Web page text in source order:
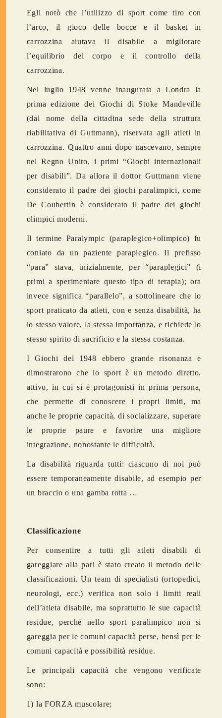
Egli notò che l’utilizzo di sport come tiro con
l’arco, il gioco delle bocce e il basket in
carrozzina aiutava il disabile a migliorare
l’equilibrio del corpo e il controllo della
carrozzina.
Nel luglio 1948 venne inaugurata a Londra la
prima edizione dei Giochi di Stoke Mandeville
(dal nome della cittadina sede della struttura
riabilitativa di Guttmann), riservata agli atleti in
carrozzina. Quattro anni dopo nascevano, sempre
nel Regno Unito, i primi “Giochi internazionali
per disabili”. Da allora il dottor Guttmann viene
considerato il padre dei giochi paralimpici, come
De Coubertin è considerato il padre dei giochi
olimpici moderni.
Il termine Paralympic (paraplegico+olimpico) fu
coniato da un paziente paraplegico. Il prefisso
“para” stava, inizialmente, per “paraplegici” (i
primi a sperimentare questo tipo di terapia); ora
invece significa “parallelo”, a sottolineare che lo
sport praticato da atleti, con e senza disabilità, ha
lo stesso valore, la stessa importanza, e richiede lo
stesso spirito di sacrificio e la stessa costanza.
I Giochi del 1948 ebbero grande risonanza e
dimostrarono che lo sport è un metodo diretto,
attivo, in cui si è protagonisti in prima persona,
che permette di conoscere i propri limiti, ma
anche le proprie capacità, di socializzare, superare
le proprie paure e favorire una migliore
integrazione, nonostante le difficoltà.
La disabilità riguarda tutti: ciascuno di noi può
essere temporaneamente disabile, ad esempio per
un braccio o una gamba rotta …
Classificazione
Per consentire a tutti gli atleti disabili di
gareggiare alla pari è stato creato il metodo delle
classificazioni. Un team di specialisti (ortopedici,
neurologi, ecc.) verifica non solo i limiti reali
dell’atleta disabile, ma soprattutto le sue capacità
residue, perché nello sport paralimpico non si
gareggia per le comuni capacità perse, bensì per le
comuni capacità e possibilità residue.
Le principali capacità che vengono verificate
sono:
1) la FORZA muscolare;